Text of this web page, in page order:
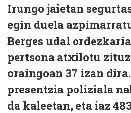
Irungo jaietan
egin duela
Berges udal
pertsona atxilotu
oraingoan 37 izan
presentzia poliziala
da kaleetan, eta iaz